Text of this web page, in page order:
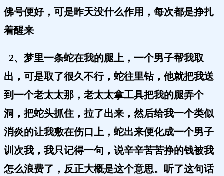
佛号便好，可是昨天没什么作用，每次都是挣扎
着醒来
2、梦里一条蛇在我的腿上，一个男子帮我取
出，可是取了很久不行，蛇往里钻，他就把我送
到一个老太太那，老太太拿工具把我的腿弄个
洞，把蛇头抓住，拉了出来，然后给我一个类似
消炎的让我敷在伤口上，蛇出来便化成一个男子
训次我，我只记得一句，说辛辛苦苦挣的钱被我
怎么浪费了，反正大概是这个意思。听了这句话